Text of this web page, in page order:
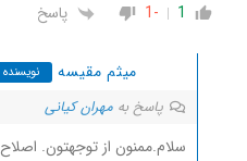
1
-1 پاسخ
میثم مقیسه نویسنده
پاسخ به مهران کیانی
سلام.ممنون از توجهتون.